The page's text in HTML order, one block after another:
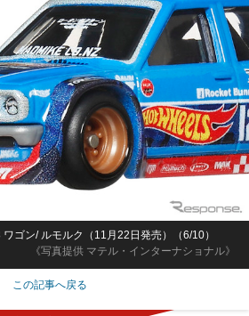
《写真提供 マテル・インターナショナル》
ゴン/ ルモルク（11月22日発売）（6/10）
この記事へ戻る